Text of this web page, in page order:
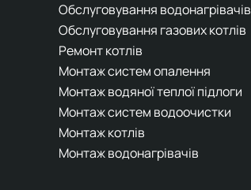
Обслуговування водонагрівачів
Обслуговування газових котлів
Ремонт котлів
Монтаж систем опалення
Монтаж водяної теплої підлоги
Монтаж систем водоочистки
Монтаж котлів
Монтаж водонагрівачів